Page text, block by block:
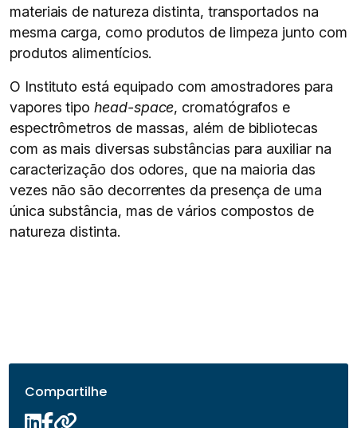
materiais de natureza distinta, transportados na
mesma carga, como produtos de limpeza junto com
produtos alimentícios.
O Instituto está equipado com amostradores para
vapores tipohead-space, cromatógrafos e
espectrômetros de massas, além de bibliotecas
com as mais diversas substâncias para auxiliar na
caracterização dos odores, que na maioria das
vezes não são decorrentes da presença de uma
única substância, mas de vários compostos de
natureza distinta.
Compartilhe